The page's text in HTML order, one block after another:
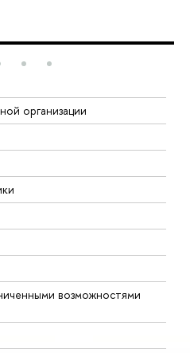
организации
возможностями